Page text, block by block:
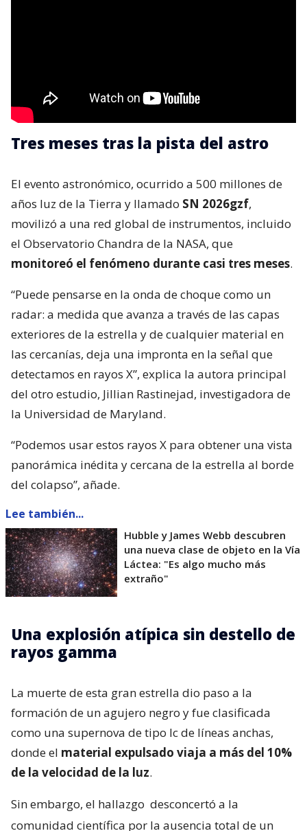
Tres meses tras la pista del astro
El evento astronómico, ocurrido a 500 millones de
años luz de la Tierra y llamado SN 2026gzf,
movilizó a una red global de instrumentos, incluido
el Observatorio Chandra de la NASA, que
monitoreó el fenómeno durante casi tres meses.
“Puede pensarse en la onda de choque como un
radar: a medida que avanza a través de las capas
exteriores de la estrella y de cualquier material en
las cercanías, deja una impronta en la señal que
detectamos en rayos X”, explica la autora principal
del otro estudio, Jillian Rastinejad, investigadora de
la Universidad de Maryland.
“Podemos usar estos rayos X para obtener una vista
panorámica inédita y cercana de la estrella al borde
del colapso”, añade.
Lee también...
Hubble y James Webb descubren
una nueva clase de objeto en la Vía
Láctea: "Es algo mucho más
extraño"
Una explosión atípica sin destello de
rayos gamma
La muerte de esta gran estrella dio paso a la
formación de un agujero negro y fue clasificada
como una supernova de tipo Ic de líneas anchas,
donde el material expulsado viaja a más del 10%
de la velocidad de la luz.
Sin embargo, el hallazgo desconcertó a la
comunidad científica por la ausencia total de un